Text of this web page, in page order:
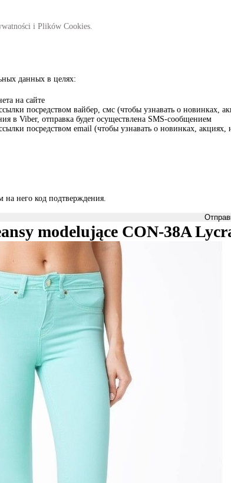
i Plików Cookies.
данных в целях:
на сайте
посредством вайбер, смс (чтобы узнавать о новинках,
в Viber, отправка будет осуществлена SMS-сообщением
посредством email (чтобы узнавать о новинках, акциях,
него код подтверждения.
modelujące CON-38A